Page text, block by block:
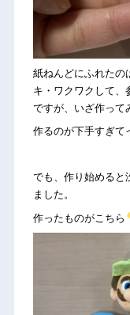
紙ねんどにふれたの
キ・ワクワクして、
ですが、いざ作って
作るのが下手すぎて
でも、作り始めると
ました。
作ったものがこちら